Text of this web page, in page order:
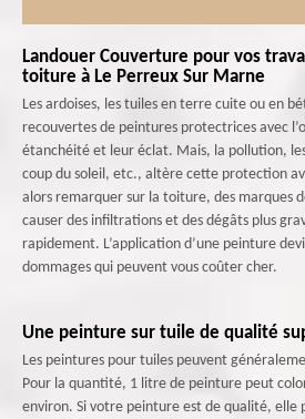
Landouer Couverture pour vos
toiture à Le Perreux Sur Marne
Les ardoises, les tuiles en terre cuite ou en
recouvertes de peintures protectrices avec
étanchéité et leur éclat. Mais, la pollution,
coup du soleil, etc., altère cette protection
alors remarquer sur la toiture, des marques
causer des infiltrations et des dégâts plus
rapidement. L’application d’une peinture
dommages qui peuvent vous coûter cher.
Une peinture sur tuile de qualité
Les peintures pour tuiles peuvent
Pour la quantité, 1 litre de peinture peut
environ. Si votre peinture est de qualité, elle